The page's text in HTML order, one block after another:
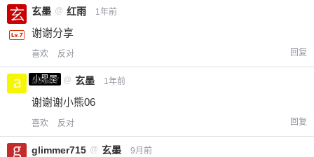
玄墨 @ 红雨 1年前
谢谢分享
喜欢 反对 回复
小黑屋
a0987 @ 玄墨 1年前
谢谢谢小熊06
喜欢 反对 回复
glimmer715 @ 玄墨 9月前